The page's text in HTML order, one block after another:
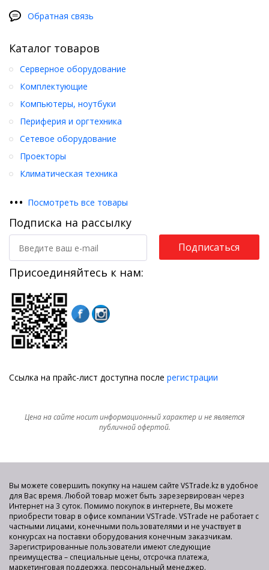
Обратная связь
Каталог товаров
Серверное оборудование
Комплектующие
Компьютеры, ноутбуки
Периферия и оргтехника
Сетевое оборудование
Проекторы
Климатическая техника
••• Посмотреть все товары
Подписка на рассылку
Подписаться
Присоединяйтесь к нам:
Ссылка на прайс-лист доступна после регистрации
Цена на сайте носит информационный характер и не является
публичной офертой.
Вы можете совершить покупку на нашем сайте VSTrade.kz в удобное
для Вас время. Любой товар может быть зарезервирован через
Интернет на 3 суток. Помимо покупок в интернете, Вы можете
приобрести товар в офисе компании VSTrade. VSTrade не работает с
частными лицами, конечными пользователями и не участвует в
конкурсах на поставки оборудования конечным заказчикам.
Зарегистрированные пользователи имеют следующие
преимущества – специальные цены, отсрочка платежа,
маркетинговая поддержка, персональный менеджер.